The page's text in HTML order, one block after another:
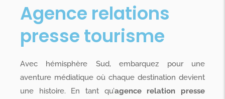
Agence relations
presse tourisme
Avec hémisphère Sud, embarquez pour une
aventure médiatique où chaque destination devient
une histoire. En tant qu’agence relation presse